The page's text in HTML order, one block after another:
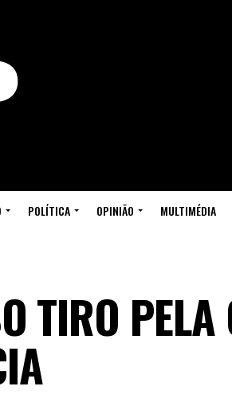
POLÍTICA OPINIÃO MULTIMÉDIA
TIRO